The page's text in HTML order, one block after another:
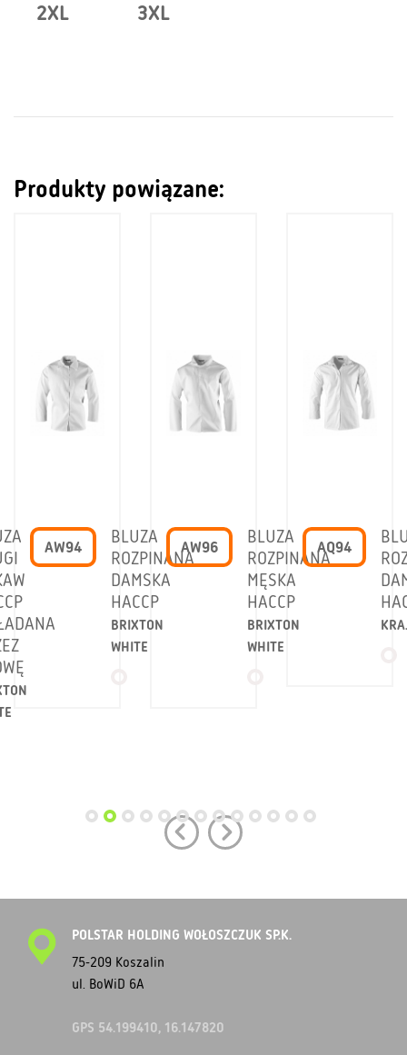
2XL 3XL
Produkty powiązane:
AW94
BLUZA
ROZPINANA
DAMSKA
HACCP
BRIXTON
WHITE
AW96
BLUZA
ROZPINANA
MĘSKA
HACCP
BRIXTON
WHITE
AQ94
POLSTAR HOLDING WOŁOSZCZUK SP.K.
75-209 Koszalin
ul. BoWiD 6A
GPS 54.199410, 16.147820